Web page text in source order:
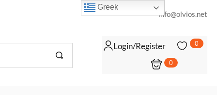
info@olvios.net
Login/Register 0
0
Greek